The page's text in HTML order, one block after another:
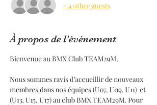
+ 4 other guests
À propos de l'événement
Bienvenue au BMX Club TEAM29M,
Nous sommes ravis d’accueillir de nouveaux
membres dans nos équipes (U07, U09, U11)  et
(U13, U15, U17) au club BMX TEAM29M. Pour